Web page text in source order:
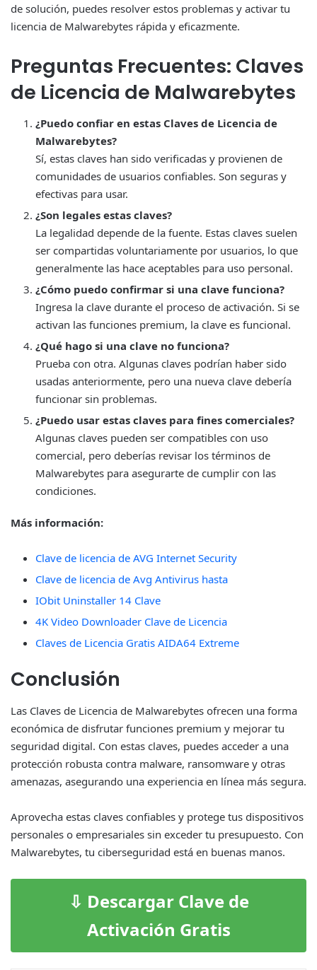
de solución, puedes resolver estos problemas y activar tu
licencia de Malwarebytes rápida y eficazmente.
Preguntas Frecuentes: Claves
de Licencia de Malwarebytes
¿Puedo confiar en estas Claves de Licencia de
Malwarebytes?
Sí, estas claves han sido verificadas y provienen de
comunidades de usuarios confiables. Son seguras y
efectivas para usar.
¿Son legales estas claves?
La legalidad depende de la fuente. Estas claves suelen
ser compartidas voluntariamente por usuarios, lo que
generalmente las hace aceptables para uso personal.
¿Cómo puedo confirmar si una clave funciona?
Ingresa la clave durante el proceso de activación. Si se
activan las funciones premium, la clave es funcional.
¿Qué hago si una clave no funciona?
Prueba con otra. Algunas claves podrían haber sido
usadas anteriormente, pero una nueva clave debería
funcionar sin problemas.
¿Puedo usar estas claves para fines comerciales?
Algunas claves pueden ser compatibles con uso
comercial, pero deberías revisar los términos de
Malwarebytes para asegurarte de cumplir con las
condiciones.
Más información:
Clave de licencia de AVG Internet Security
Clave de licencia de Avg Antivirus hasta
IObit Uninstaller 14 Clave
4K Video Downloader Clave de Licencia
Claves de Licencia Gratis AIDA64 Extreme
Conclusión
Las Claves de Licencia de Malwarebytes ofrecen una forma
económica de disfrutar funciones premium y mejorar tu
seguridad digital. Con estas claves, puedes acceder a una
protección robusta contra malware, ransomware y otras
amenazas, asegurando una experiencia en línea más segura.
Aprovecha estas claves confiables y protege tus dispositivos
personales o empresariales sin exceder tu presupuesto. Con
Malwarebytes, tu ciberseguridad está en buenas manos.
⇩ Descargar Clave de
Activación Gratis